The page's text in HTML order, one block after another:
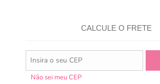
CALCULE O FRETE
Não sei meu CEP